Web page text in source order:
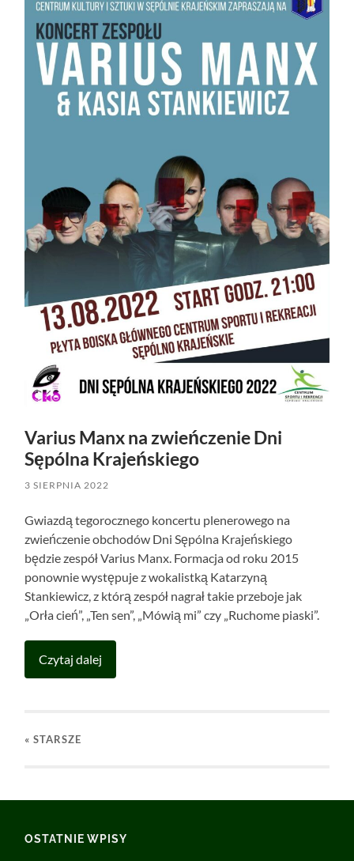
Varius Manx na zwieńczenie Dni
Sępólna Krajeńskiego
3 SIERPNIA 2022
Gwiazdą tegorocznego koncertu plenerowego na
zwieńczenie obchodów Dni Sępólna Krajeńskiego
będzie zespół Varius Manx. Formacja od roku 2015
ponownie występuje z wokalistką Katarzyną
Stankiewicz, z którą zespół nagrał takie przeboje jak
„Orła cień”, „Ten sen”, „Mówią mi” czy „Ruchome piaski”.
Czytaj dalej
« STARSZE
OSTATNIE WPISY